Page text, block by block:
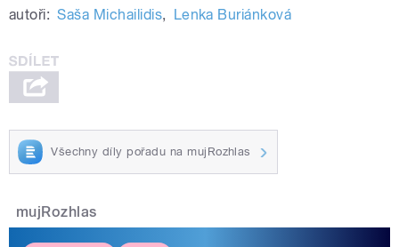
autoři: Saša Michailidis, Lenka Buriánková
Všechny díly pořadu na mujRozhlas
mujRozhlas